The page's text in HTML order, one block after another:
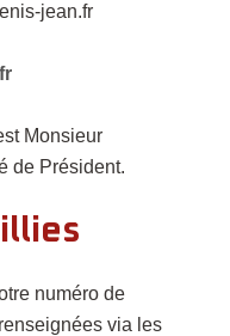
jean.fr
Monsieur
de Président.
numéro de
via les